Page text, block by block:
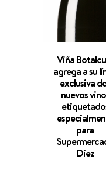
Viña
agrega a su
exclusiva
nuevos
para
Diez